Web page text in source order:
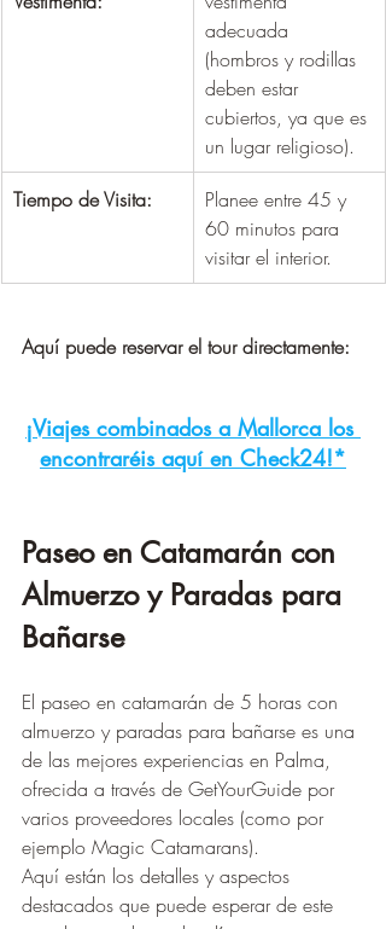
adecuada
(hombros y rodillas
deben estar
cubiertos, ya que es
un lugar religioso).
Tiempo de Visita:
Planee entre 45 y
60 minutos para
visitar el interior.
Aquí puede reservar el tour directamente:
¡Viajes combinados a Mallorca los
encontraréis aquí en Check24!*
Paseo en Catamarán con
Almuerzo y Paradas para
Bañarse
El paseo en catamarán de 5 horas con
almuerzo y paradas para bañarse es una
de las mejores experiencias en Palma,
ofrecida a través de GetYourGuide por
varios proveedores locales (como por
ejemplo Magic Catamarans).
Aquí están los detalles y aspectos
destacados que puede esperar de este